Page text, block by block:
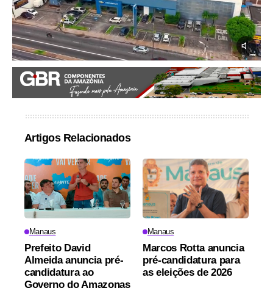
Artigos Relacionados
Manaus
Prefeito David
Almeida anuncia pré-
candidatura ao
Governo do Amazonas
Manaus
Marcos Rotta anuncia
pré-candidatura para
as eleições de 2026